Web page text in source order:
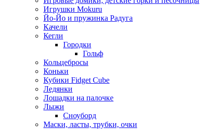
Игрушки Mokuru
Йо-Йо и пружинка Радуга
Качели
Кегли
Городки
Гольф
Кольцебросы
Коньки
Кубики Fidget Cube
Ледянки
Лошадки на палочке
Лыжи
Сноуборд
Маски, ласты, трубки, очки